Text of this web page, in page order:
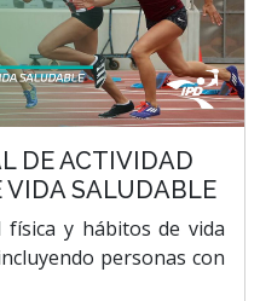
DE ACTIVIDAD
VIDA SALUDABLE
física y hábitos de vida
personas con